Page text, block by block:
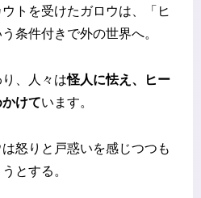
トを受けたガロウは、「ヒ
条件付きで外の世界へ。
、人々は怪人に怯え、ヒー
けています。
怒りと戸惑いを感じつつも
とする。